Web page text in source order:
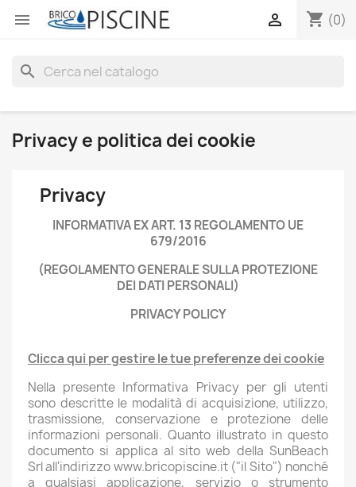
 shopping_cart (0)

search
Privacy e politica dei cookie
Privacy
INFORMATIVA EX ART. 13 REGOLAMENTO UE
679/2016
(REGOLAMENTO GENERALE SULLA PROTEZIONE
DEI DATI PERSONALI)
PRIVACY POLICY
Clicca qui per gestire le tue preferenze dei cookie
Nella presente Informativa Privacy per gli utenti
sono descritte le modalità di acquisizione, utilizzo,
trasmissione, conservazione e protezione delle
informazioni personali. Quanto illustrato in questo
documento si applica al sito web della SunBeach
Srl all'indirizzo www.bricopiscine.it ("il Sito") nonché
a qualsiasi applicazione, servizio o strumento